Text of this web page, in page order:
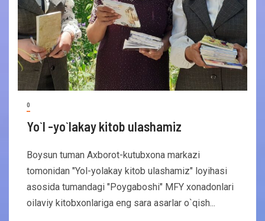
0
Yo`l -yo`lakay kitob ulashamiz
Boysun tuman Axborot-kutubxona markazi
tomonidan "Yol-yolakay kitob ulashamiz" loyihasi
asosida tumandagi "Poygaboshi" MFY xonadonlari
oilaviy kitobxonlariga eng sara asarlar o`qish...